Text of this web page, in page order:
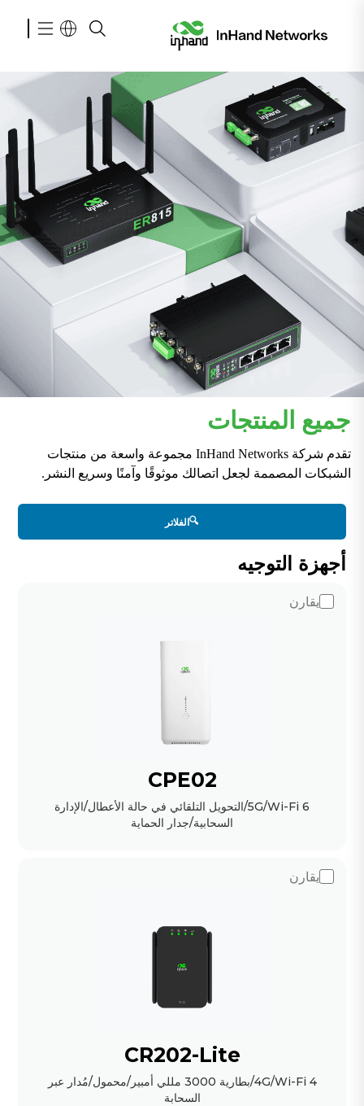
جميع المنتجات
تقدم شركة InHand Networks مجموعة واسعة من منتجات
الشبكات المصممة لجعل اتصالك موثوقًا وآمنًا وسريع النشر.
🔍الفلاتر
أجهزة التوجيه
يقارن
CPE02
5G/Wi-Fi 6/التحويل التلقائي في حالة الأعطال/الإدارة
السحابية/جدار الحماية
يقارن
CR202-Lite
4G/Wi-Fi 4/بطارية 3000 مللي أمبير/محمول/مُدار عبر
السحابة